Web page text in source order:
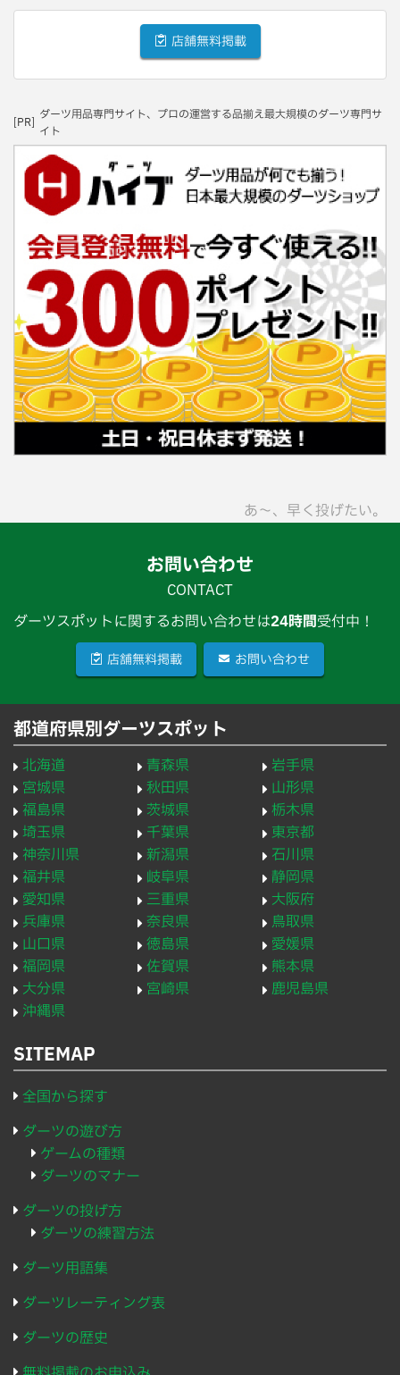
店舗無料掲載
[PR]
ダーツ用品専門サイト、プロの運営する品揃え最大規模のダーツ専門サ
イト
あ〜、早く投げたい。
お問い合わせ
CONTACT
ダーツスポットに関するお問い合わせは24時間受付中！
店舗無料掲載 お問い合わせ
都道府県別ダーツスポット
北海道 青森県
岩手県
宮城県
秋田県
山形県
福島県
茨城県
栃木県
埼玉県
千葉県
東京都
神奈川県
新潟県
石川県
福井県
岐阜県
静岡県
愛知県
三重県
大阪府
兵庫県
奈良県
鳥取県
山口県
徳島県
愛媛県
福岡県
佐賀県
熊本県
大分県
宮崎県
鹿児島県
沖縄県
SITEMAP
全国から探す
ダーツの遊び方
ゲームの種類
ダーツのマナー
ダーツの投げ方
ダーツの練習方法
ダーツ用語集
ダーツレーティング表
ダーツの歴史